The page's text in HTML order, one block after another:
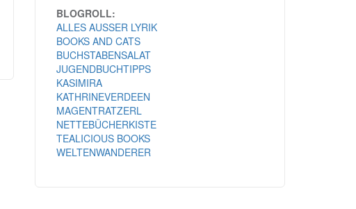
BLOGROLL:
ALLES AUSSER LYRIK
BOOKS AND CATS
BUCHSTABENSALAT
JUGENDBUCHTIPPS
KASIMIRA
KATHRINEVERDEEN
MAGENTRATZERL
NETTEBÜCHERKISTE
TEALICIOUS BOOKS
WELTENWANDERER